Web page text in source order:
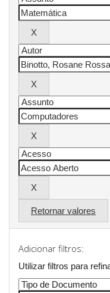
Retornar valores
Adicionar filtros:
Utilizar filtros para